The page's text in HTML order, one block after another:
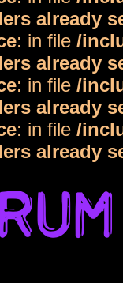
already
: in file /
already
: in file /
already
: in file /
already